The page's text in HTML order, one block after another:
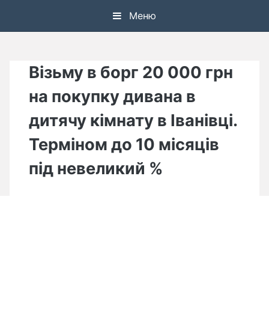
Меню
Візьму в борг 20 000 грн
на покупку дивана в
дитячу кімнату в Іванівці.
Терміном до 10 місяців
під невеликий %